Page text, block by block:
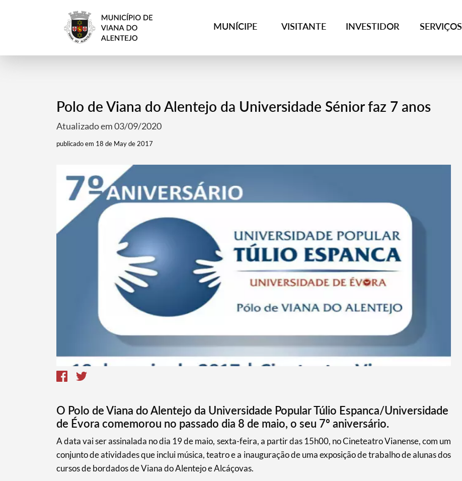
MUNÍCIPE VISITANTE INVESTIDOR SERVIÇOS
Termo de Pesquisa
Polo de Viana do Alentejo da Universidade Sénior faz 7 anos
Atualizado em 03/09/2020
publicado em 18 de May de 2017
O Polo de Viana do Alentejo da Universidade Popular Túlio Espanca/Universidade
de Évora comemorou no passado dia 8 de maio, o seu 7º aniversário.
​A data vai ser assinalada no dia 19 de maio, sexta-feira, a partir das 15h00, no Cineteatro Vianense, com um
conjunto de atividades que inclui música, teatro e a inauguração de uma exposição de trabalho de alunas dos
cursos de bordados de Viana do Alentejo e Alcáçovas.